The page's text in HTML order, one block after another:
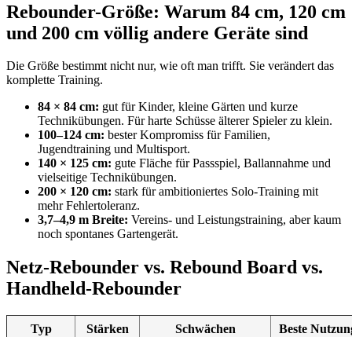
Rebounder-Größe: Warum 84 cm, 120 cm
und 200 cm völlig andere Geräte sind
Die Größe bestimmt nicht nur, wie oft man trifft. Sie verändert das
komplette Training.
84 × 84 cm: gut für Kinder, kleine Gärten und kurze
Technikübungen. Für harte Schüsse älterer Spieler zu klein.
100–124 cm: bester Kompromiss für Familien,
Jugendtraining und Multisport.
140 × 125 cm: gute Fläche für Passspiel, Ballannahme und
vielseitige Technikübungen.
200 × 120 cm: stark für ambitioniertes Solo-Training mit
mehr Fehlertoleranz.
3,7–4,9 m Breite: Vereins- und Leistungstraining, aber kaum
noch spontanes Gartengerät.
Netz-Rebounder vs. Rebound Board vs.
Handheld-Rebounder
Typ Stärken Schwächen Beste